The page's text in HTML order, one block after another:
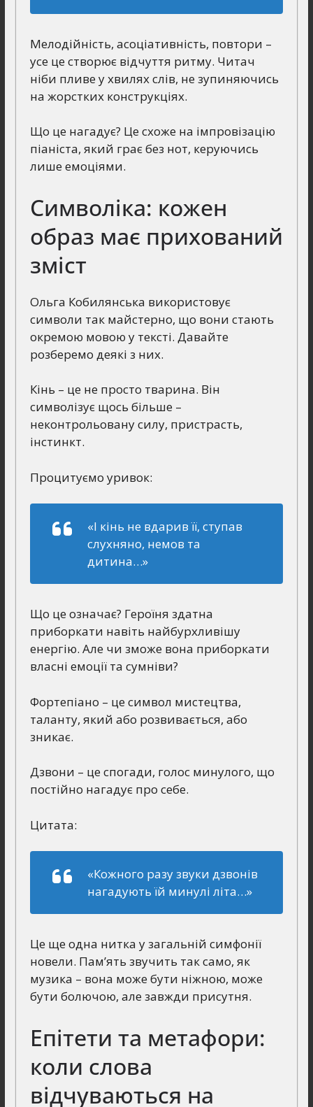
Мелодійність, асоціативність, повтори –
усе це створює відчуття ритму. Читач
ніби пливе у хвилях слів, не зупиняючись
на жорстких конструкціях.
Що це нагадує? Це схоже на імпровізацію
піаніста, який грає без нот, керуючись
лише емоціями.
Символіка: кожен
образ має прихований
зміст
Ольга Кобилянська використовує
символи так майстерно, що вони стають
окремою мовою у тексті. Давайте
розберемо деякі з них.
Кінь – це не просто тварина. Він
символізує щось більше –
неконтрольовану силу, пристрасть,
інстинкт.
Процитуємо уривок:
«І кінь не вдарив її, ступав
слухняно, немов та
дитина…»
Що це означає? Героїня здатна
приборкати навіть найбурхливішу
енергію. Але чи зможе вона приборкати
власні емоції та сумніви?
Фортепіано – це символ мистецтва,
таланту, який або розвивається, або
зникає.
Дзвони – це спогади, голос минулого, що
постійно нагадує про себе.
Цитата:
«Кожного разу звуки дзвонів
нагадують їй минулі літа…»
Це ще одна нитка у загальній симфонії
новели. Пам’ять звучить так само, як
музика – вона може бути ніжною, може
бути болючою, але завжди присутня.
Епітети та метафори:
коли слова
відчуваються на